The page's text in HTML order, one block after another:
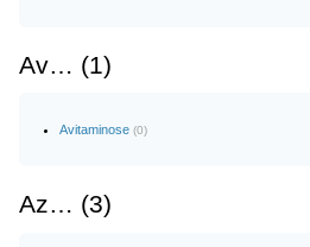
Av… (1)
Avitaminose (0)
Az… (3)